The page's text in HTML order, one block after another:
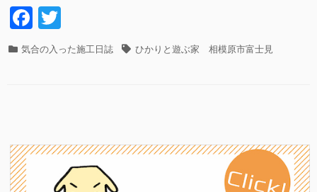
ウ
F
a
c
o
wi
tt
カ 気合の入った施工日誌
タ ひかりと遊ぶ家 相模原市富士見